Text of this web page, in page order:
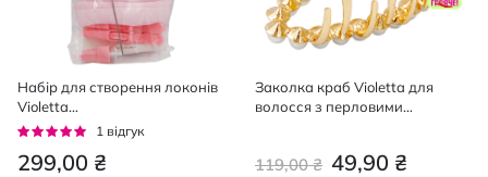
Набір для створення локонів
Violetta
валик+розчіска+ємність+2
резинки+2 затиски (1 набір)
Рейтинг:
1 відгук
299,00 ₴
Заколка краб Violetta для
волосся з перловими
49,90 ₴
119,00 ₴